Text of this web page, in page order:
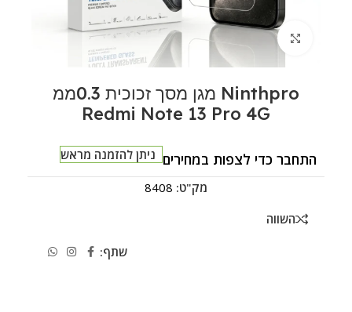
לחצו להגדלה
Ninthpro מגן מסך זכוכית 0.3ממ
Redmi Note 13 Pro 4G
התחבר כדי לצפות במחירים ניתן להזמנה מראש
מק"ט: 8408
השווה
שתף: